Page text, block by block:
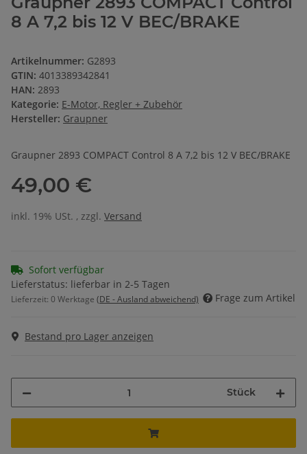
8 A 7,2 bis 12 V BEC/BRAKE
Artikelnummer: G2893
GTIN: 4013389342841
HAN: 2893
Kategorie: E-Motor, Regler + Zubehör
Hersteller: Graupner
Graupner 2893 COMPACT Control 8 A 7,2 bis 12 V BEC/BRAKE
49,00 €
inkl. 19% USt. , zzgl. Versand
Sofort verfügbar
Lieferstatus: lieferbar in 2-5 Tagen
Lieferzeit: 0 Werktage (DE - Ausland abweichend) Frage zum Artikel
Bestand pro Lager anzeigen
Stück